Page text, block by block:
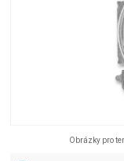
Obrázky pro